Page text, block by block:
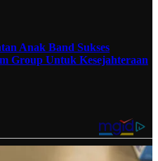
Anak Band Sukses
Group Untuk Kesejahteraan